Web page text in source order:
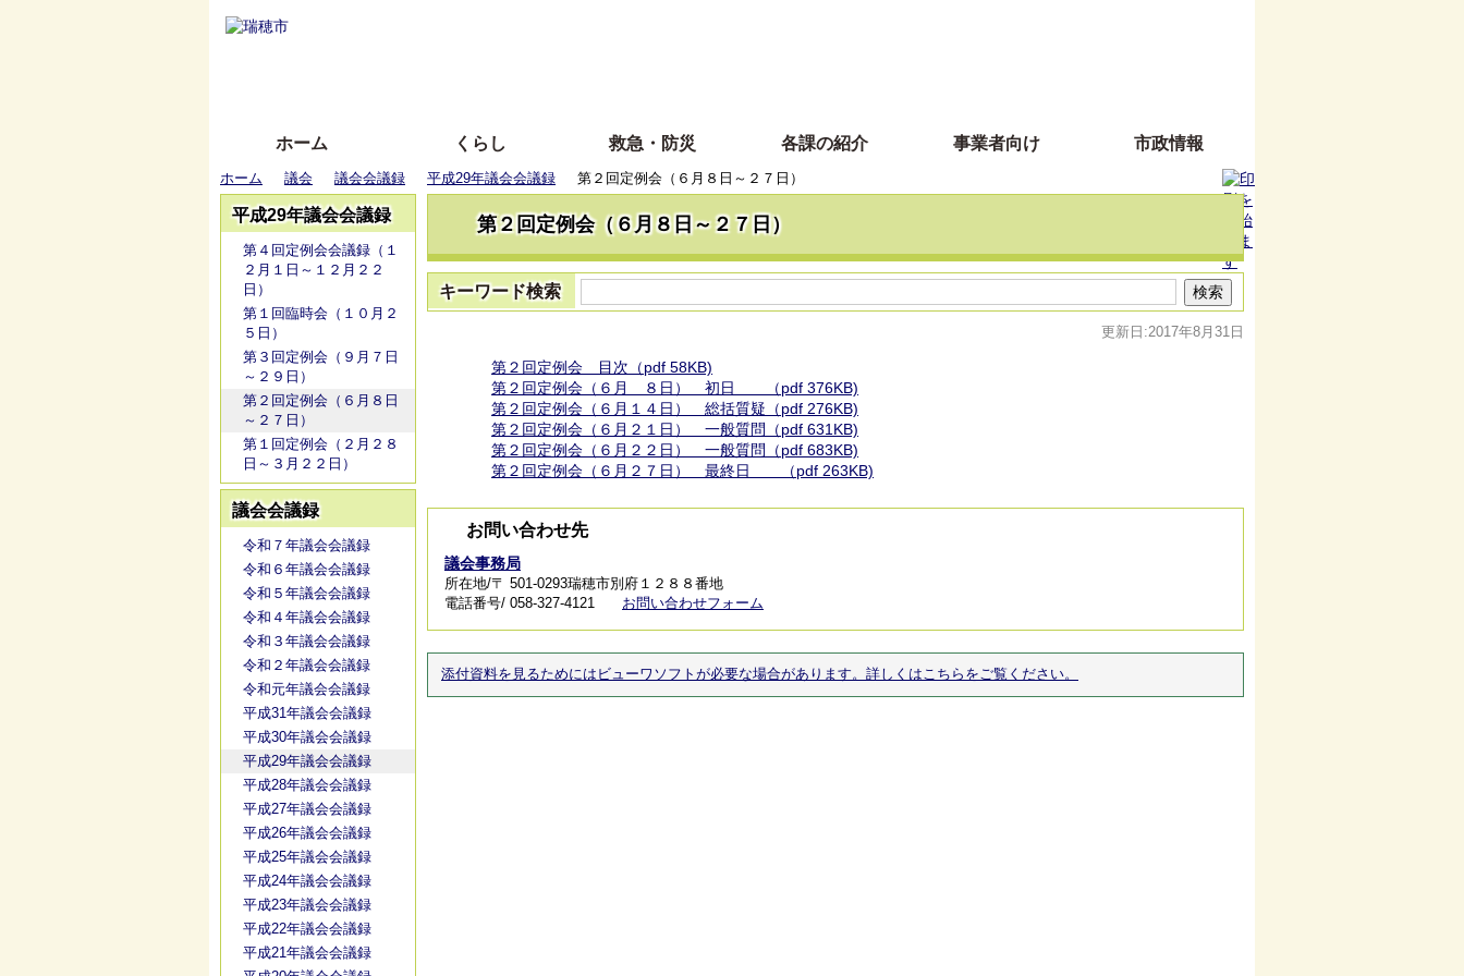
ホーム くらし 救急・防災 各課の紹介 事業者向け 市政情報
ホーム 議会 議会会議録 平成29年議会会議録 第２回定例会（６月８日～２７日）
平成29年議会会議録
第４回定例会会議録（１
２月１日～１２月２２
日）
第１回臨時会（１０月２
５日）
第３回定例会（９月７日
～２９日）
第２回定例会（６月８日
～２７日）
第１回定例会（２月２８
日～３月２２日）
議会会議録
令和７年議会会議録
令和６年議会会議録
令和５年議会会議録
令和４年議会会議録
令和３年議会会議録
令和２年議会会議録
令和元年議会会議録
平成31年議会会議録
平成30年議会会議録
平成29年議会会議録
平成28年議会会議録
平成27年議会会議録
平成26年議会会議録
平成25年議会会議録
平成24年議会会議録
平成23年議会会議録
平成22年議会会議録
平成21年議会会議録
第２回定例会（６月８日～２７日）
キーワード検索
更新日:2017年8月31日
第２回定例会 目次（pdf 58KB)
第２回定例会（６月 ８日） 初日 （pdf 376KB)
第２回定例会（６月１４日） 総括質疑（pdf 276KB)
第２回定例会（６月２１日） 一般質問（pdf 631KB)
第２回定例会（６月２２日） 一般質問（pdf 683KB)
第２回定例会（６月２７日） 最終日 （pdf 263KB)
お問い合わせ先
議会事務局
所在地/〒 501-0293瑞穂市別府１２８８番地
電話番号/ 058-327-4121
お問い合わせフォーム
添付資料を見るためにはビューワソフトが必要な場合があります。詳しくはこちらをご覧ください。